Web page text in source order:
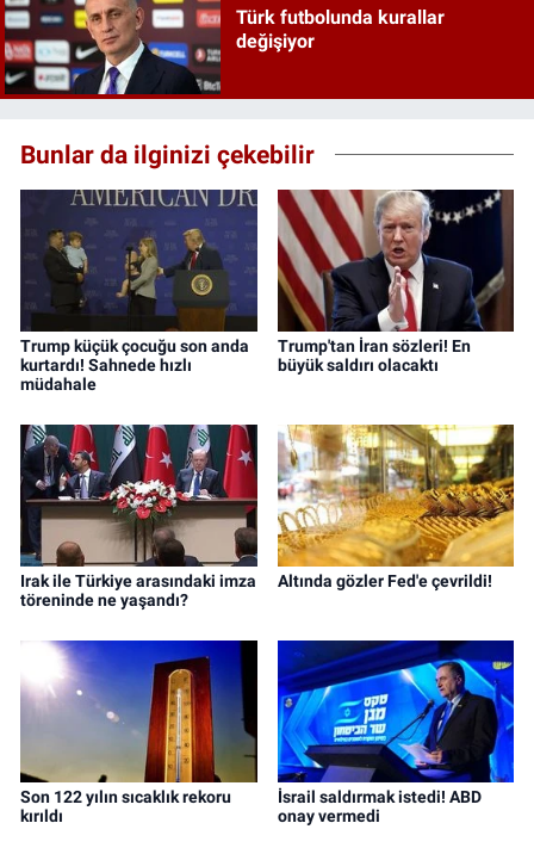
Türk futbolunda kurallar
değişiyor
Bunlar da ilginizi çekebilir
Trump küçük çocuğu son anda
kurtardı! Sahnede hızlı
müdahale
Trump'tan İran sözleri! En
büyük saldırı olacaktı
Irak ile Türkiye arasındaki imza
töreninde ne yaşandı?
Altında gözler Fed'e çevrildi!
Son 122 yılın sıcaklık rekoru
kırıldı
İsrail saldırmak istedi! ABD
onay vermedi